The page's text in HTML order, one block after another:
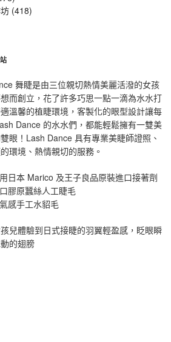
(418)
舞睫是由三位親切熱情美麗活潑的女孩
而創立，花了許多巧思一點一滴為水水打
溫馨的植睫環境，客製化的眼型設計讓每
Dance 的水水們，都能輕鬆擁有一雙美
眼！Lash Dance 具有專業美睫師證照、
環境、熱情親切的服務。
日本 Marico 及王子良品原裝進口接著劑
膠原蠶絲人工睫毛
感手工水貂毛
兒體驗到日式接睫的羽翼輕盈感，眨眼瞬
的翅膀